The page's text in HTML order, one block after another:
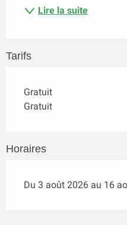
Lire la suite
Tarifs
Gratuit
Gratuit
Horaires
Du 3 août 2026 au 16